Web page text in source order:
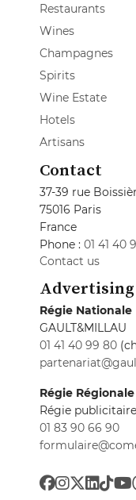
Restaurants
Wines
Champagnes
Spirits
Wine Estate
Hotels
Artisans
Contact
37-39 rue
75016 Paris
France
Phone : 01 41 40
Contact us
Advertising
Régie Nationale
GAULT&MILLAU
01 41 40 99 80
Régie Régionale
Régie
01 83 90 66 90